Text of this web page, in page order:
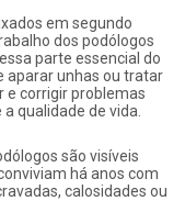
em segundo
dos podólogos
parte essencial do
aparar unhas ou tratar
e corrigir problemas
qualidade de vida.
são visíveis
há anos com
calosidades ou